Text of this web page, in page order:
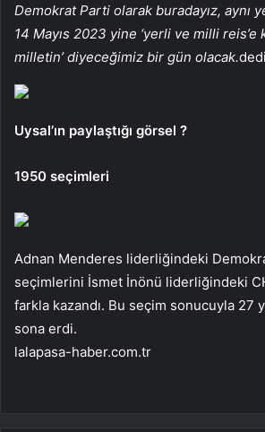
Demokrat Parti olarak buradayız, aynı
14 Mayıs 2023 yine ‘yerli ve milli reis’e
milletin’ diyeceğimiz bir gün olacak.
Uysal’ın paylaştığı görsel ?
1950 seçimleri
Adnan Menderes liderliğindeki
seçimlerini İsmet İnönü liderliğindeki
farkla kazandı. Bu seçim sonucuyla 27
sona erdi.
lalapasa-haber.com.tr